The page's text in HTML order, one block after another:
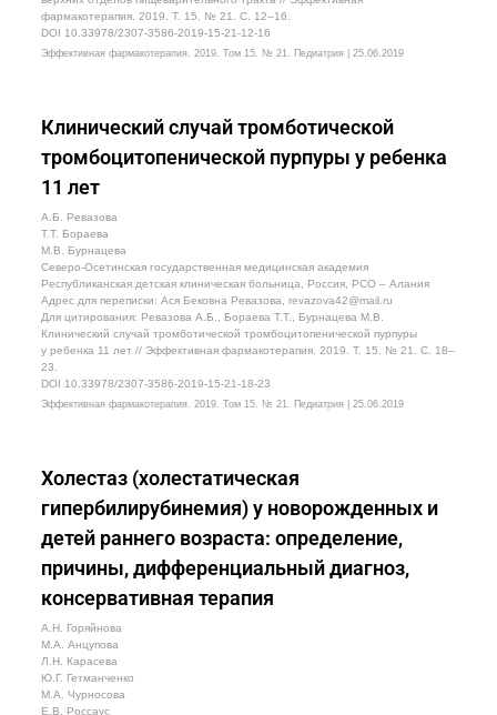
фармакотерапия. 2019. Т. 15. № 21. C. 12–16.
DOI 10.33978/2307-3586-2019-15-21-12-16
Эффективная фармакотерапия. 2019. Том 15. № 21. Педиатрия | 25.06.2019
Клинический случай тромботической
тромбоцитопенической пурпуры у ребенка
11 лет
А.Б. Ревазова
Т.Т. Бораева
М.В. Бурнацева
Северо-Осетинская государственная медицинская академия
Республиканская детская клиническая больница, Россия, РСО – Алания
Адрес для переписки: Ася Бековна Ревазова, revazova42@mail.ru
Для цитирования: Ревазова А.Б., Бораева Т.Т., Бурнацева М.В.
Клинический случай тромботической тромбоцитопенической пурпуры
у ребенка 11 лет // Эффективная фармакотерапия. 2019. Т. 15. № 21. С. 18–
23.
DOI 10.33978/2307-3586-2019-15-21-18-23
Эффективная фармакотерапия. 2019. Том 15. № 21. Педиатрия | 25.06.2019
Холестаз (холестатическая
гипербилирубинемия) у новорожденных и
детей раннего возраста: определение,
причины, дифференциальный диагноз,
консервативная терапия
А.Н. Горяйнова
М.А. Анцупова
Л.Н. Карасева
Ю.Г. Гетманченко
М.А. Чурносова
Е.В. Россаус